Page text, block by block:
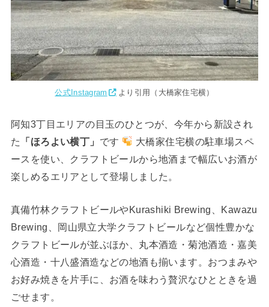
公式Instagram より引用（大橋家住宅横）
阿知3丁目エリアの目玉のひとつが、今年から新設され
た
「ほろよい横丁」 です
大橋家住宅横の駐車場スペ
ースを使い、クラフトビールから地酒まで幅広いお酒が
楽しめるエリアとして登場しました。
真備竹林クラフトビールやKurashiki Brewing、Kawazu
Brewing、岡山県立大学クラフトビールなど個性豊かな
クラフトビールが並ぶほか、丸本酒造・菊池酒造・嘉美
心酒造・十八盛酒造などの地酒も揃います。おつまみや
お好み焼きを片手に、お酒を味わう贅沢なひとときを過
ごせます。